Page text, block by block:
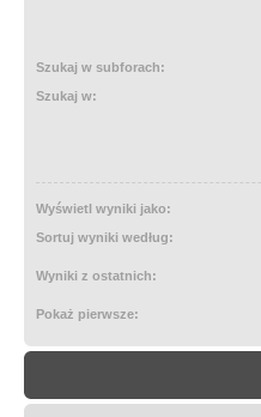
Szukaj w subforach:
Szukaj w:
Wyświetl wyniki jako:
Sortuj wyniki według:
Wyniki z ostatnich:
Pokaż pierwsze: